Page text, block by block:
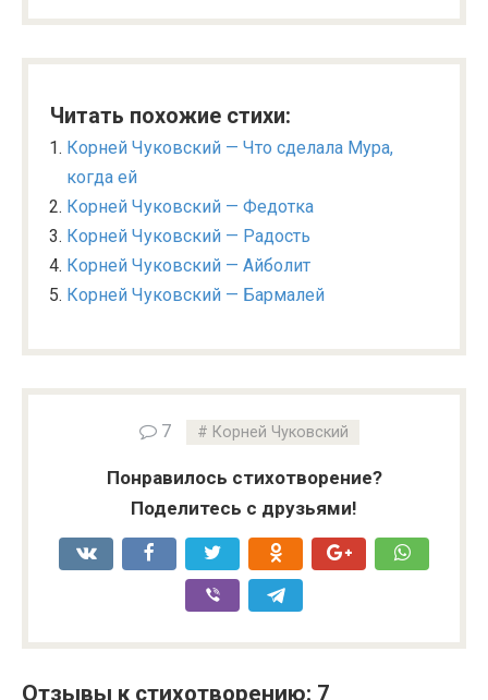
Читать похожие стихи:
Корней Чуковский — Что сделала Мура,
когда ей
Корней Чуковский — Федотка
Корней Чуковский — Радость
Корней Чуковский — Айболит
Корней Чуковский — Бармалей
7 Корней Чуковский
Понравилось стихотворение?
Поделитесь с друзьями!
Отзывы к стихотворению: 7